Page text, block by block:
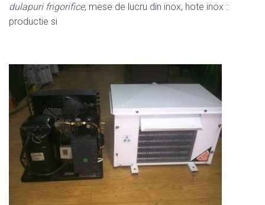
dulapuri frigorifice, mese de lucru din inox, hote inox ::
productie si